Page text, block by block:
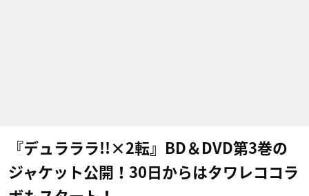
『デュラララ!!×2転』BD＆DVD第3巻の
ジャケット公開！30日からはタワレココラ